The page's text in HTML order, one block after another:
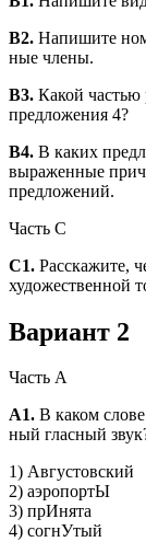
В2. Напишите
ные члены.
В3. Какой частью
предложения 4?
В4. В каких
вы­раженные
предложений.
Часть С
С1. Расскажите,
ху­дожественной
Вариант 2
Часть А
А1. В каком
ный гласный
1) Августовский
2) аэропортЫ
3) прИнята
4) согнУтый